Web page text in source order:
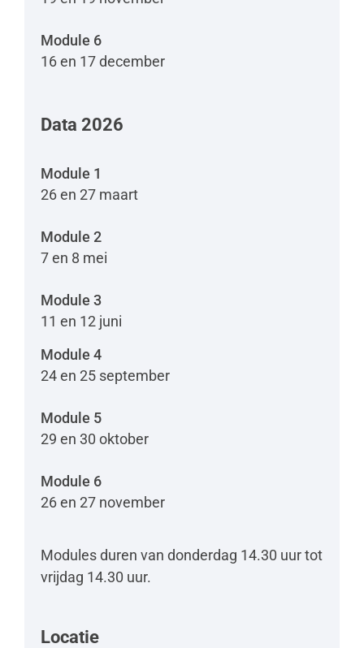
Module 6
16 en 17 december
Data 2026
Module 1
26 en 27 maart
Module 2
7 en 8 mei
Module 3
11 en 12 juni
Module 4
24 en 25 september
Module 5
29 en 30 oktober
Module 6
26 en 27 november
Modules duren van donderdag 14.30 uur tot
vrijdag 14.30 uur.
Locatie